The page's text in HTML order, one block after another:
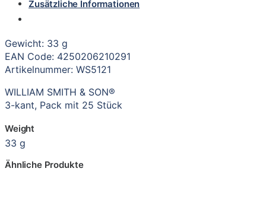
Zusätzliche Informationen
Gewicht: 33 g
EAN Code: 4250206210291
Artikelnummer: WS5121
WILLIAM SMITH & SON®
3-kant, Pack mit 25 Stück
Weight
33 g
Ähnliche Produkte